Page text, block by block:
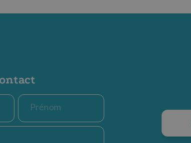
Prénom